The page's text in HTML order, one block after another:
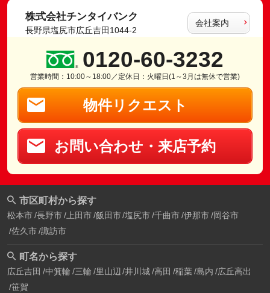
株式会社チンタイバンク
長野県塩尻市広丘吉田1044-2
会社案内
0120-60-3232
営業時間：10:00～18:00／定休日：火曜日(1～3月は無休で営業)
物件リクエスト
お問い合わせ・来店予約
市区町村から探す
松本市 長野市 上田市 飯田市 塩尻市 千曲市 伊那市 岡谷市
佐久市 諏訪市
町名から探す
広丘吉田 中箕輪 三輪 里山辺 井川城 高田 稲葉 島内 広丘高出
笹賀